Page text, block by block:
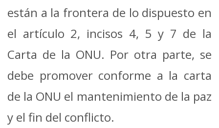
están a la frontera de lo dispuesto en
el artículo 2, incisos 4, 5 y 7 de la
Carta de la ONU. Por otra parte, se
debe promover conforme a la carta
de la ONU el mantenimiento de la paz
y el fin del conflicto.